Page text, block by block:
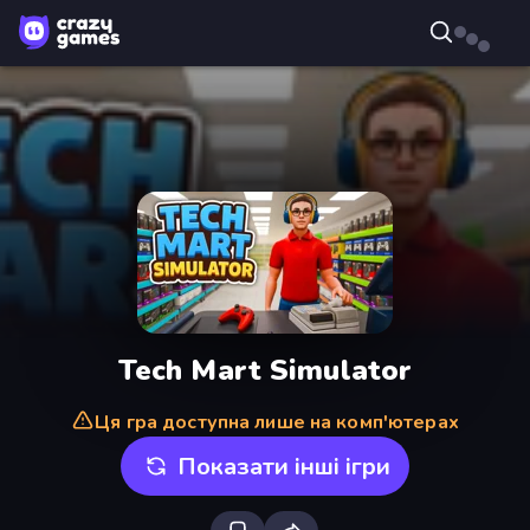
Tech Mart Simulator
Ця гра доступна лише на комп'ютерах
Показати інші ігри